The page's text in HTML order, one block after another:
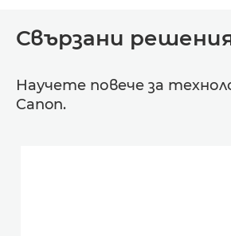
Свързани
Научете повече за
Canon.